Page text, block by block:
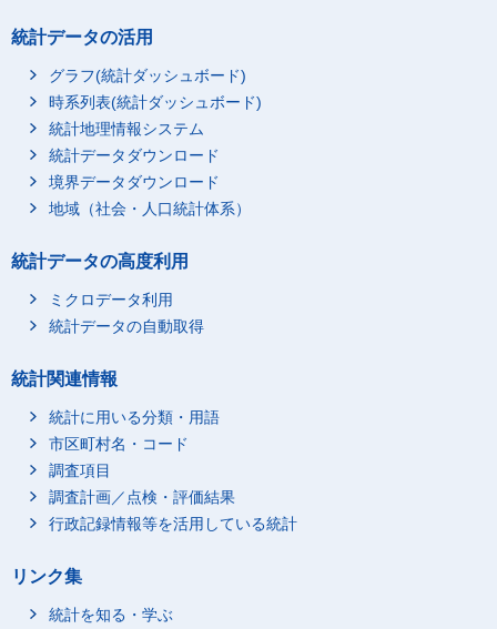
統計データの活用
グラフ(統計ダッシュボード)
時系列表(統計ダッシュボード)
統計地理情報システム
統計データダウンロード
境界データダウンロード
地域（社会・人口統計体系）
統計データの高度利用
ミクロデータ利用
統計データの自動取得
統計関連情報
統計に用いる分類・用語
市区町村名・コード
調査項目
調査計画／点検・評価結果
行政記録情報等を活用している統計
リンク集
統計を知る・学ぶ